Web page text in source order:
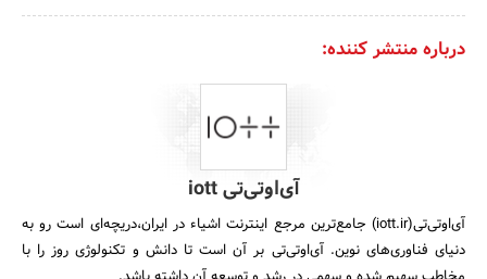
درباره منتشر کننده:
آی‌اوتی‌تی iott
آی‌اوتی‌تی(iott.ir) جامع‌ترین مرجع اینترنت اشیاء در ایران،دریچه‌ای است رو به
دنیای فناوری‌های نوین. آی‌اوتی‌تی بر آن است تا دانش و تکنولوژی روز را با